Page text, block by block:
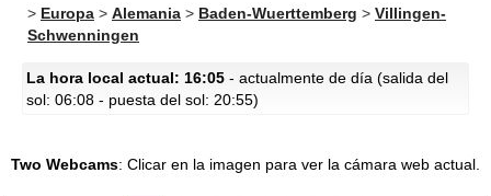
> Europa > Alemania > Baden-Wuerttemberg > Villingen-
Schwenningen
La hora local actual: 16:05 - actualmente de día (salida del
sol: 06:08 - puesta del sol: 20:55)
Two Webcams: Clicar en la imagen para ver la cámara web actual.